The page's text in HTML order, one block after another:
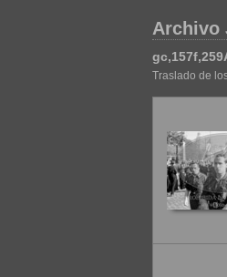
Archivo
Traslado de